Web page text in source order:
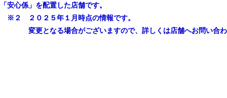
「安心係」を配置した店舗です。
※２ ２０２５年１月時点の情報です。
変更となる場合がございますので、詳しくは店舗へお問い合わ